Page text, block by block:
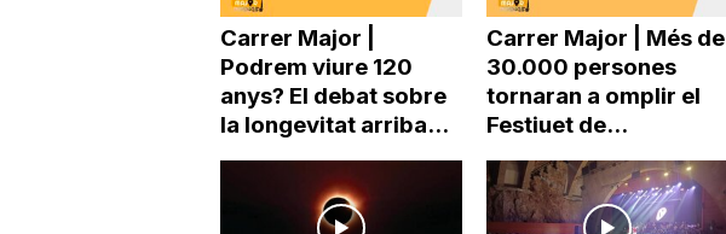
Carrer Major |
Podrem viure 120
anys? El debat sobre
la longevitat arriba...
Carrer Major | Més de
30.000 persones
tornaran a omplir el
Festiuet de...